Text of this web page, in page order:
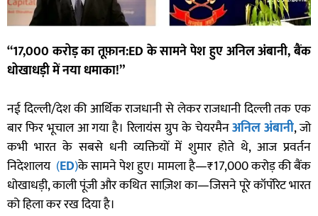
“17,000 करोड़ का तूफ़ान:ED के सामने पेश हुए अनिल अंबानी, बैंक
धोखाधड़ी में नया धमाका!”
नई दिल्ली/देश की आर्थिक राजधानी से लेकर राजधानी दिल्ली तक एक
बार फिर भूचाल आ गया है। रिलायंस ग्रुप के चेयरमैनअनिल अंबानी, जो
कभी भारत के सबसे धनी व्यक्तियों में शुमार होते थे, आज प्रवर्तन
निदेशालय (ED)के सामने पेश हुए। मामला है—₹17,000 करोड़ की बैंक
धोखाधड़ी, काली पूंजी और कथित साज़िश का—जिसने पूरे कॉर्पोरेट भारत
को हिला कर रख दिया है।